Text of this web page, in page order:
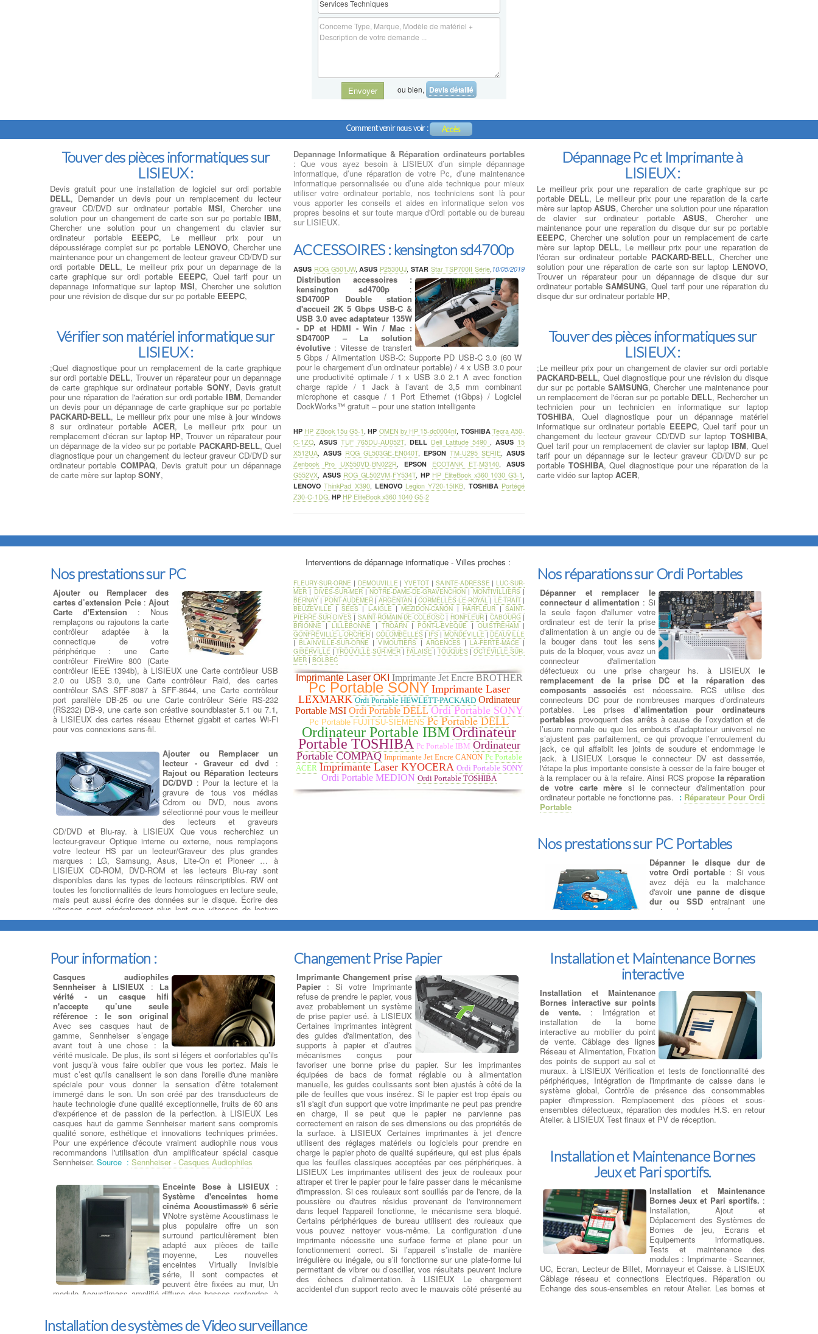
Envoyer ou bien, Devis détaillé
Comment venir nous voir : Accès
Touver des pièces informatiques sur
LISIEUX :
Devis gratuit pour une installation de logiciel sur ordi portable
DELL, Demander un devis pour un remplacement du lecteur
graveur CD/DVD sur ordinateur portable MSI, Chercher une
solution pour un changement de carte son sur pc portable IBM,
Chercher une solution pour un changement du clavier sur
ordinateur portable EEEPC, Le meilleur prix pour un
dépoussiérage complet sur pc portable LENOVO, Chercher une
maintenance pour un changement de lecteur graveur CD/DVD sur
ordi portable DELL, Le meilleur prix pour un depannage de la
carte graphique sur ordi portable EEEPC, Quel tarif pour un
depannage informatique sur laptop MSI, Chercher une solution
pour une révision de disque dur sur pc portable EEEPC,
Vérifier son matériel informatique sur
LISIEUX :
;Quel diagnostique pour un remplacement de la carte graphique
sur ordi portable DELL, Trouver un réparateur pour un depannage
de carte graphique sur ordinateur portable SONY, Devis gratuit
pour une réparation de l'aération sur ordi portable IBM, Demander
un devis pour un dépannage de carte graphique sur pc portable
PACKARD-BELL, Le meilleur prix pour une mise à jour windows
8 sur ordinateur portableACER, Le meilleur prix pour un
remplacement d'écran sur laptop HP, Trouver un réparateur pour
un dépannage de la video sur pc portable PACKARD-BELL, Quel
diagnostique pour un changement du lecteur graveur CD/DVD sur
ordinateur portable COMPAQ, Devis gratuit pour un dépannage
de carte mère sur laptop SONY,
Depannage Informatique & Réparation ordinateurs portables
: Que vous ayez besoin à LISIEUX d’un simple dépannage
informatique, d’une réparation de votre Pc, d’une maintenance
informatique personnalisée ou d’une aide technique pour mieux
utiliser votre ordinateur portable, nos techniciens sont là pour
vous apporter les conseils et aides en informatique selon vos
propres besoins et sur toute marque d'Ordi portable ou de bureau
sur LISIEUX.
ACCESSOIRES : kensington sd4700p
10/05/2019
Distribution accessoires :
kensington sd4700p :
SD4700P Double station
d'accueil 2K 5 Gbps USB-C &
USB 3.0 avec adaptateur 135W
- DP et HDMI - Win / Mac :
SD4700P – La solution
évolutive : Vitesse de transfert
5 Gbps / Alimentation USB-C: Supporte PD USB-C 3.0 (60 W
pour le chargement d’un ordinateur portable) / 4 x USB 3.0 pour
une productivité optimale / 1 x USB 3.0 2.1 A avec fonction
charge rapide / 1 Jack à l’avant de 3,5 mm combinant
microphone et casque / 1 Port Ethernet (1Gbps) / Logiciel
DockWorks™ gratuit – pour une station intelligente
ASUS ROG G501JW,ASUS P2530UJ, STAR Star TSP700II Série,
HP HP ZBook 15u G5-1 ,HP OMEN by HP 15-dc0004nf, TOSHIBA Tecra A50-
C-1ZQ, ASUS TUF 765DU-AU052T,DELL Dell Latitude 5490 ,ASUS 15
X512UA, ASUS ROG GL503GE-EN040T, EPSON TM-U295 SERIE, ASUS
Zenbook Pro UX550VD-BN022R, EPSON ECOTANK ET-M3140, ASUS
G552VX, ASUS ROG GL502VM-FY534T, HP HP EliteBook x360 1030 G3-1 ,
LENOVO ThinkPad X390, LENOVO Legion Y720-15IKB, TOSHIBA Portégé
Z30-C-1DG, HP HP EliteBook x360 1040 G5-2
Dépannage Pc et Imprimante à
LISIEUX :
Le meilleur prix pour une reparation de carte graphique sur pc
portable DELL, Le meilleur prix pour une reparation de la carte
mère sur laptopASUS, Chercher une solution pour une réparation
de clavier sur ordinateur portableASUS, Chercher une
maintenance pour une reparation du disque dur sur pc portable
EEEPC, Chercher une solution pour un remplacement de carte
mère sur laptop DELL, Le meilleur prix pour une reparation de
l'écran sur ordinateur portable PACKARD-BELL, Chercher une
solution pour une réparation de carte son sur laptop LENOVO,
Trouver un réparateur pour un dépannage de disque dur sur
ordinateur portableSAMSUNG, Quel tarif pour une réparation du
disque dur sur ordinateur portable HP,
Touver des pièces informatiques sur
LISIEUX :
;Le meilleur prix pour un changement de clavier sur ordi portable
PACKARD-BELL, Quel diagnostique pour une révision du disque
dur sur pc portable SAMSUNG, Chercher une maintenance pour
un remplacement de l'écran sur pc portable DELL, Rechercher un
technicien pour un technicien en informatique sur laptop
TOSHIBA, Quel diagnostique pour un dépannage matériel
informatique sur ordinateur portable EEEPC, Quel tarif pour un
changement du lecteur graveur CD/DVD sur laptop TOSHIBA,
Quel tarif pour un remplacement de clavier sur laptop IBM, Quel
tarif pour un dépannage sur le lecteur graveur CD/DVD sur pc
portable TOSHIBA, Quel diagnostique pour une réparation de la
carte vidéo sur laptop ACER,
Nos prestations sur PC
Ajouter ou Remplacer des
cartes d’extension Pcie: Ajout
Carte d'Extension : Nous
remplaçons ou rajoutons la carte
contrôleur adaptée à la
connectique de votre
périphérique : une Carte
contrôleur FireWire 800 (Carte
contrôleur IEEE 1394b), à LISIEUX une Carte contrôleur USB
2.0 ou USB 3.0, une Carte contrôleur Raid, des cartes
contrôleur SAS SFF-8087 à SFF-8644, une Carte contrôleur
port parallèle DB-25 ou une Carte contrôleur Série RS-232
(RS232) DB-9, une carte son créative soundblaster 5.1 ou 7.1,
à LISIEUX des cartes réseau Ethernet gigabit et cartes Wi-Fi
pour vos connexions sans-fil.
Ajouter ou Remplacer un
lecteur - Graveur cd dvd :
Rajout ou Réparation lecteurs
DC/DVD : Pour la lecture et la
gravure de tous vos médias
Cdrom ou DVD, nous avons
sélectionné pour vous le meilleur
des lecteurs et graveurs
CD/DVD et Blu-ray. à LISIEUX Que vous recherchiez un
lecteur-graveur Optique interne ou externe, nous remplaçons
votre lecteur HS par un lecteur/Graveur des plus grandes
marques : LG, Samsung, Asus, Lite-On et Pioneer … à
LISIEUX CD-ROM, DVD-ROM et les lecteurs Blu-ray sont
disponibles dans les types de lecteurs réinscriptibles. RW ont
toutes les fonctionnalités de leurs homologues en lecture seule,
mais peut aussi écrire des données sur le disque. Écrire des
vitesses sont généralement plus lent que vitesses de lecture
pour maintenir la stabilité .
Suppression de virus et logiciels
malveillants
Nettoyage de votre ordinateur
- Virus et Malware:Qu'est-ce
qu'un virus informatique ?Un
virus informatique est un
programme sournois qui
endommage votre ordinateur
sans votre permission,
provoquant des modifications
indésirables et nuisibles. Communément appelé 'malware',il
s'agit d'un logiciel malveillant. à LISIEUX Éliminer les virus
et les malwares peut être problématique en fonction du type de
fichier téléchargé, de la durée de l'infection et des actions
ultérieures entreprises par l'utilisateur. à LISIEUX Dans la
plupart des cas, notre équipe est en mesure derestaurer le
système d'exploitation de votre ordinateur, les programmes
et de récupérer les données d'origine. Dans de rares situations,
il peut être nécessaire de réinstaller le système tout en
restaurant les données utilisateur.
Il existe de nombreux virus et logiciels malveillants (malwares)
aux données. Voici quelques-uns des virus et malwares les
plus dangereux et notoires jusqu'à ma date de connaissance en
septembre 2021 :
WannaCry : Apparu en mai 2017, WannaCry était un
ransomware qui a infecté des centaines de milliers d'ordinateurs
dans le monde entier en exploitant une vulnérabilité de
Windows. Il chiffrait les données des victimes et exigeait une
rançon en bitcoin pour les récupérer.
NotPetya / ExPetr : Il est apparu en juin 2017 et a été classé
comme un ransomware, mais son objectif principal semblait
être de causer des dommages plutôt que de gagner de l'argent
grâce aux rançons. Il a causé des dégâts importants aux
qui se propageait rapidement en exploitant des vulnérabilités
dans les systèmes Windows. Il pouvait prendre le contrôle
Interventions de dépannage informatique - Villes proches :
FLEURY-SUR-ORNE | DEMOUVILLE | YVETOT | SAINTE-ADRESSE | LUC-SUR-
MER | DIVES-SUR-MER|NOTRE-DAME-DE-GRAVENCHON | MONTIVILLIERS |
BERNAY | PONT-AUDEMER|ARGENTAN |CORMELLES-LE-ROYAL | LE-TRAIT|
BEUZEVILLE | SEES | L-AIGLE |MEZIDON-CANON | HARFLEUR |SAINT-
PIERRE-SUR-DIVES | SAINT-ROMAIN-DE-COLBOSC| HONFLEUR| CABOURG |
BRIONNE |LILLEBONNE | TROARN| PONT-L-EVEQUE | OUISTREHAM|
GONFREVILLE-L-ORCHER | COLOMBELLES | IFS | MONDEVILLE | DEAUVILLE
|BLAINVILLE-SUR-ORNE |VIMOUTIERS | ARGENCES | LA-FERTE-MACE |
GIBERVILLE |TROUVILLE-SUR-MER | FALAISE | TOUQUES | OCTEVILLE-SUR-
MER | BOLBEC
Imprimante Laser OKI Imprimante Jet Encre BROTHER
Pc Portable SONY Imprimante Laser
LEXMARK Ordi Portable HEWLETT-PACKARD Ordinateur
Portable MSI Ordi Portable DELL Ordi Portable SONY
Pc Portable FUJITSU-SIEMENS Pc Portable DELL
Ordinateur Portable IBMOrdinateur
Portable TOSHIBA Pc Portable IBM Ordinateur
Portable COMPAQ Imprimante Jet Encre CANON Pc Portable
ACER Imprimante Laser KYOCERA Ordi Portable SONY
Ordi Portable MEDION Ordi Portable TOSHIBA
Nos réparations sur Ordi Portables
Dépanner et remplacer le
connecteur d alimentation : Si
la seule façon d'allumer votre
ordinateur est de tenir la prise
d'alimentation à un angle ou de
la bouger dans tout les sens
puis de la bloquer, vous avez un
connecteur d'alimentation
défectueux ou une prise chargeur hs. à LISIEUX le
remplacement de la prise DC et la réparation des
composants associés est nécessaire. RCS utilise des
connecteurs DC pour de nombreuses marques d’ordinateurs
portables. Les prises d’alimentation pour ordinateurs
portables provoquent des arrêts à cause de l’oxydation et de
l’usure normale ou que les embouts d’adaptateur universel ne
s’ajustent pas parfaitement, ce qui provoque l’enroulement du
jack, ce qui affaiblit les joints de soudure et endommage le
jack. à LISIEUX Lorsque le connecteur DV est desserrée,
l'étape la plus importante consiste à cesser de la faire bouger et
à la remplacer ou à la refaire. Ainsi RCS propose la réparation
de votre carte mère si le connecteur d'alimentation pour
ordinateur portable ne fonctionne pas. : Réparateur Pour Ordi
Portable
Nos prestations sur PC Portables
Dépanner le disque dur de
votre Ordi portable: Si vous
avez déjà eu la malchance
d'avoir une panne de disque
dur ou SSD entrainant une
perte de vos données, vous
savez probablement comment il
peut être extrêmement coûteux
récupérées. à LISIEUX Nous pouvons vous informer en
quelques minutes si le disque est récupérable en magasin ou
défectueux mécaniquement et doit être envoyé au
laboratoire de récupération de données Vous avez perdu vos
données? à LISIEUX La récupération de données est possible
sur un nouveau support de votre choix …
Réparation sur Ordi Portables
Dépannage : ventilateur de
ordinateur : Souvent, un
ventilateur d'ordinateur à
LISIEUX commencera à émettre
d'étranges bruits de grincement
ou des vibrations en vitesse de
pointe. Parfois, il n'y a aucun
avertissement et la vitesse du
ventilateurs d'ordi est arrêté, vérifiez qu'il est bien connecté à
son alimentation. Si le ventilateur à LISIEUX est connecté et
ne tourne toujours pas malgré la surchauffe du processeur
il doit être rapidement remplacé et la pâte
thermique changée. Le ventilateur de CPU ou de processeur
est monté à l'arrière du boîtier pour évacuer l'air chaud. Les
ventilateurs d'extraction peuvent également être montés sur le
dessus du boîtier, tandis que les ventilateurs d'admission sont
généralement montés sur le devant ou sur les côtés. Si tous
les ventilateurs de votre système CPU à LISIEUX fonctionnent,
mais que l'ordi reste chaud ou est instable, vous pouvez ajouter
d'autres ventilateurs ou bien effectuer une réparation de
l'ensemble du système de refroidissement du PC. Si votre
boîtier ne peut plus supporter de ventilateurs ou devient trop
fort, vous pouvez aussi envisagez un refroidissement liquide à
Pour information :
Casques audiophiles
Sennheiser à LISIEUX : La
vérité - un casque hifi
n'accepte qu’une seule
référence : le son original
Avec ses casques haut de
gamme, Sennheiser s’engage
avant tout à une chose : la
vérité musicale. De plus, ils sont si légers et confortables qu’ils
vont jusqu’à vous faire oublier que vous les portez. Mais le
must c’est qu'ils canalisent le son dans l'oreille d'une manière
spéciale pour vous donner la sensation d’être totalement
immergé dans le son. Un son créé par des transducteurs de
haute technologie d'une qualité exceptionnelle, fruits de 60 ans
d'expérience et de passion de la perfection. à LISIEUX Les
casques haut de gamme Sennheiser marient sans compromis
qualité sonore, esthétique et innovations techniques primées.
Pour une expérience d'écoute vraiment audiophile nous vous
recommandons l'utilisation d'un amplificateur spécial casque
Sennheiser. Source : Sennheiser - Casques Audiophiles
Enceinte Bose à LISIEUX:
Système d'enceintes home
cinéma Acoustimass® 6 série
VNotre système Acoustimass le
plus populaire offre un son
surround particulièrement bien
adapté aux pièces de taille
moyenne, Les nouvelles
enceintes Virtually Invisible
série, II sont compactes et
peuvent être fixées au mur, Un
module Acoustimass amplifié diffuse des basses profondes. à
clairement identifiés garantissent une installation en toute
Changement Prise Papier
Imprimante Changement prise
Papier : Si votre Imprimante
refuse de prendre le papier, vous
avez probablement un système
de prise papier usé. à LISIEUX
Certaines imprimantes intègrent
des guides d'alimentation, des
supports à papier et d’autres
mécanismes conçus pour
favoriser une bonne prise du papier. Sur les imprimantes
équipées de bacs de format réglable ou à alimentation
manuelle, les guides coulissants sont bien ajustés à côté de la
pile de feuilles que vous insérez. Si le papier est trop épais ou
s'il s'agit d'un support que votre imprimante ne peut pas prendre
en charge, il se peut que le papier ne parvienne pas
correctement en raison de ses dimensions ou des propriétés de
la surface. à LISIEUX Certaines imprimantes à jet d'encre
utilisent des réglages matériels ou logiciels pour prendre en
charge le papier photo de qualité supérieure, qui est plus épais
que les feuilles classiques acceptées par ces périphériques. à
LISIEUX Les imprimantes utilisent des jeux de rouleaux pour
attraper et tirer le papier pour le faire passer dans le mécanisme
d'impression. Si ces rouleaux sont souillés par de l'encre, de la
poussière ou d'autres résidus provenant de l'environnement
dans lequel l'appareil fonctionne, le mécanisme sera bloqué.
Certains périphériques de bureau utilisent des rouleaux que
vous pouvez nettoyer vous-même. La configuration d’une
imprimante nécessite une surface ferme et plane pour un
fonctionnement correct. Si l’appareil s’installe de manière
irrégulière ou inégale, ou s’il fonctionne sur une plate-forme lui
permettant de vibrer ou d’osciller, vos résultats peuvent inclure
des échecs d’alimentation. à LISIEUX Le chargement
accidentel d'un support recto avec le mauvais côté présenté au
modifier la flexibilité et d'autres propriétés d'impression de votre
Installation et Maintenance Bornes
interactive
Installation et Maintenance
Bornes interactive sur points
de vente. : Intégration et
installation de la borne
interactive au mobilier du point
de vente. Câblage des lignes
Réseau et Alimentation, Fixation
des points de support au sol et
muraux. à LISIEUX Vérification et tests de fonctionnalité des
périphériques, Intégration de l'imprimante de caisse dans le
système global, Contrôle de présence des consommables
papier d'impression. Remplacement des pièces et sous-
ensembles défectueux, réparation des modules H.S. en retour
Atelier. à LISIEUX Test finaux et PV de réception.
Installation et Maintenance Bornes
Jeux et Pari sportifs.
Installation et Maintenance
Bornes Jeux et Pari sportifs. :
Installation, Ajout et
Déplacement des Systèmes de
Bornes de jeu, Ecrans et
Equipements informatiques.
Tests et maintenance des
modules : Imprimante - Scanner,
UC, Ecran, Lecteur de Billet, Monnayeur et Caisse. à LISIEUX
Câblage réseau et connections Electriques. Réparation ou
Echange des sous-ensembles en retour Atelier. Les bornes et
Installation de systèmes de Video surveillance